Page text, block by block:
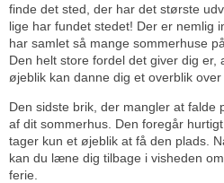
finde det sted, der har det største
lige har fundet stedet! Der er nemlig
har samlet så mange sommerhuse
Den helt store fordel det giver dig
øjeblik kan danne dig et overblik over
Den sidste brik, der mangler at falde
af dit sommerhus. Den foregår
tager kun et øjeblik at få den plads.
kan du læne dig tilbage i visheden
ferie.